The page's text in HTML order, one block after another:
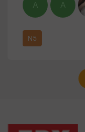
A A
N5